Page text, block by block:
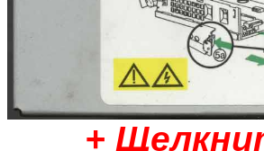
+